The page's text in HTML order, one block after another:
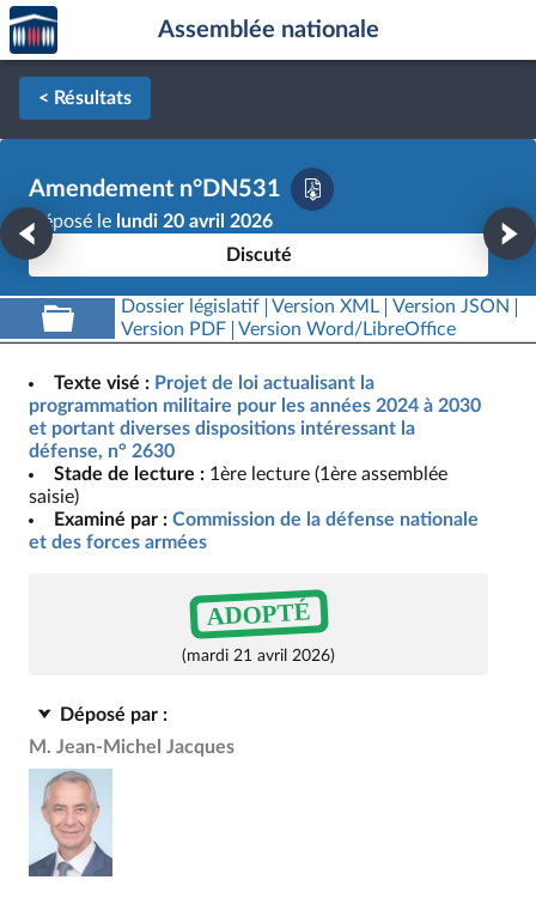
Aller au contenu
Aller en bas de la page
Accèder
à la
page
d'accueil
Assemblée nationale
< Résultats
Amendement n°DN531
Déposé le lundi 20 avril 2026
Discuté
Dossier législatif Version XML
Version JSON
Version PDF
Version Word/LibreOffice
Texte visé : Projet de loi actualisant la
programmation militaire pour les années 2024 à 2030
et portant diverses dispositions intéressant la
défense, n° 2630
Stade de lecture : 1ère lecture (1ère assemblée
saisie)
Examiné par : Commission de la défense nationale
et des forces armées
ADOPTÉ
(mardi 21 avril 2026)
Déposé par :
M. Jean-Michel Jacques